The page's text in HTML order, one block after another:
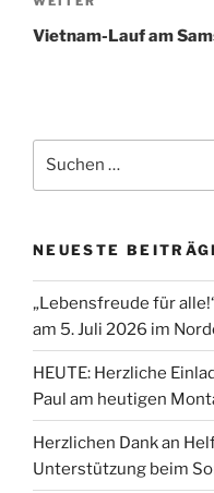
Beitrag
Vietnam-Lauf am
nach:
NEUESTE
„Lebensfreude für
am 5. Juli 2026 im
HEUTE: Herzliche
Paul am heutigen
Herzlichen Dank an
Unterstützung beim